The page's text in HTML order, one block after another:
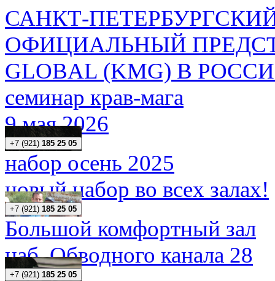
САНКТ-
ОФИЦИАЛЬНЫЙ
GLOBAL (KMG) В
семинар крав-мага
9 мая 2026
+7 (921) 185 25 05
набор осень 2025
новый набор во всех залах!
+7 (921) 185 25 05
Большой комфортный зал
наб. Обводного канала 28
+7 (921) 185 25 05